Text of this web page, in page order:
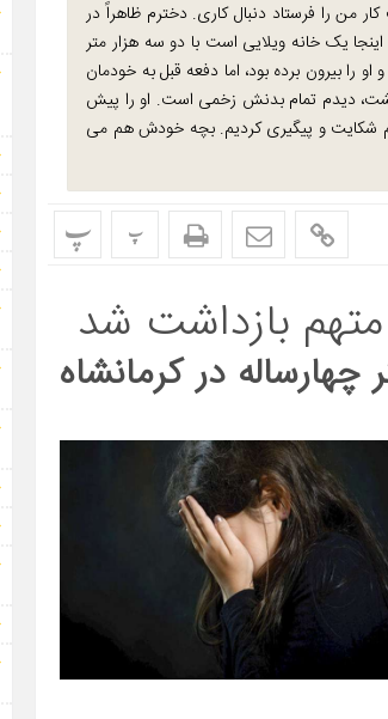
بودم و آنجا کار می کردم. یک روز ساعت ۱۲ ظهر، صاحب کار من را فرستاد دنبال کاری. دخترم ظاهراً در
یک خانه ویلایی است با دو سه هزار متر
را بیرون برده بود، اما دفعه قبل به خودمان
دیدم تمام بدنش زخمی است. او را پیش
بود. ما هم شکایت و پیگیری کردیم. بچه خودش هم می
پ پ
در کرمانشاه